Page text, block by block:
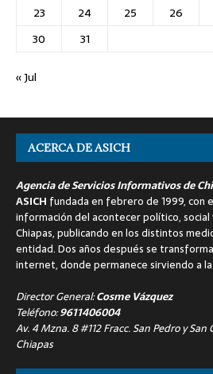
23
24 25 26
30
31
« Jul
ACERCA DE ASICH
Agencia de Servicios Informativos de
ASICH fundada en febrero de 1999, con
información del acontecer político,
Chiapas, publicando en los distintos
entidad. Dos años después se
internet, donde permanece sirviendo a
Director General:Cosme Vázquez
Teléfono:9611406004
Av. 4 Mzna. 8 #112 Fracc. San Pedro y
Chiapas